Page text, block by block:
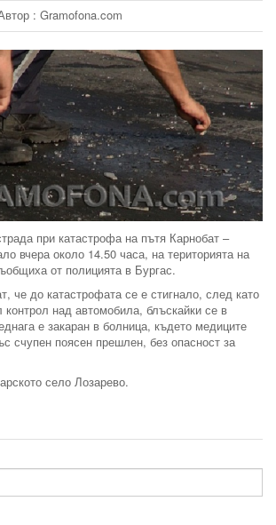
: Gramofona.com
при катастрофа на пътя Карнобат –
вчера около 14.50 часа, на територията на
от полицията в Бургас.
че до катастрофата се е стигнало, след като
над автомобила, блъскайки се в
е закаран в болница, където медиците
счупен поясен прешлен, без опасност за
село Лозарево.